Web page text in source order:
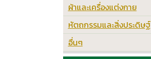
ผ้าและเครื่องแต่งกาย
หัตถกรรมและสิ่งประดิษฐ์
อื่นๆ